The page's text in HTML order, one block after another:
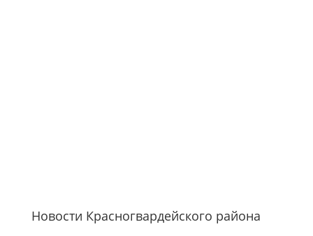
Новости Красногвардейского района